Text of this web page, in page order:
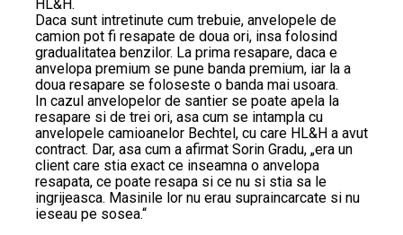
HL&H.
Daca sunt intretinute cum trebuie, anvelopele de
camion pot fi resapate de doua ori, insa folosind
gradualitatea benzilor. La prima resapare, daca e
anvelopa premium se pune banda premium, iar la a
doua resapare se foloseste o banda mai usoara.
In cazul anvelopelor de santier se poate apela la
resapare si de trei ori, asa cum se intampla cu
anvelopele camioanelor Bechtel, cu care HL&H a avut
contract. Dar, asa cum a afirmat Sorin Gradu, „era un
client care stia exact ce inseamna o anvelopa
resapata, ce poate resapa si ce nu si stia sa le
ingrijeasca. Masinile lor nu erau supraincarcate si nu
ieseau pe sosea.“